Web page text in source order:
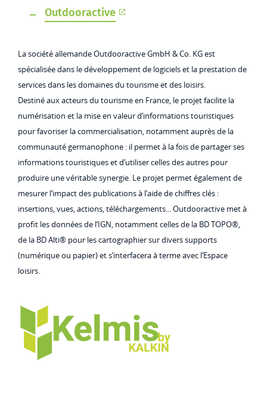
Outdooractive
La société allemande Outdooractive GmbH & Co. KG est
spécialisée dans le développement de logiciels et la prestation de
services dans les domaines du tourisme et des loisirs.
Destiné aux acteurs du tourisme en France, le projet facilite la
numérisation et la mise en valeur d’informations touristiques
pour favoriser la commercialisation, notamment auprès de la
communauté germanophone : il permet à la fois de partager ses
informations touristiques et d’utiliser celles des autres pour
produire une véritable synergie. Le projet permet également de
mesurer l’impact des publications à l’aide de chiffres clés :
insertions, vues, actions, téléchargements... Outdooractive met à
profit les données de l’IGN, notamment celles de la BD TOPO®,
de la BD Alti® pour les cartographier sur divers supports
(numérique ou papier) et s’interfacera à terme avec l’Espace
loisirs.